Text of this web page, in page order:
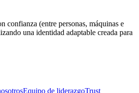
confianza (entre personas, máquinas e
una identidad adaptable creada para
Equipo de liderazgoTrust